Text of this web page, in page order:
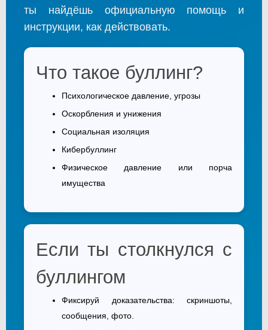
ты найдёшь официальную помощь и
инструкции, как действовать.
Что такое буллинг?
Психологическое давление, угрозы
Оскорбления и унижения
Социальная изоляция
Кибербуллинг
Физическое давление или порча
имущества
Если ты столкнулся с
буллингом
Фиксируй доказательства: скриншоты,
сообщения, фото.